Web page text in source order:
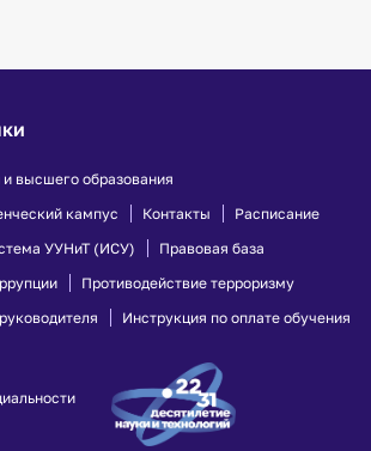
высшего образования
кампус
Контакты
Расписание
УУНиТ (ИСУ)
Правовая база
Противодействие терроризму
Инструкция по оплате обучения